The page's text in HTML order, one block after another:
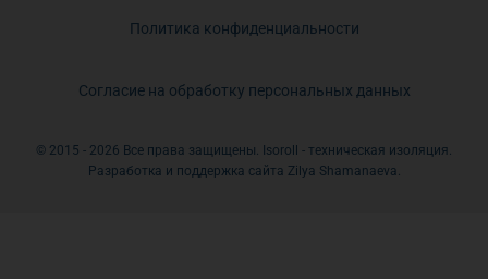
Политика конфиденциальности
Согласие на обработку персональных данных
© 2015 - 2026 Все права защищены. Isoroll - техническая изоляция.
Разработка и поддержка сайта Zilya Shamanaeva.